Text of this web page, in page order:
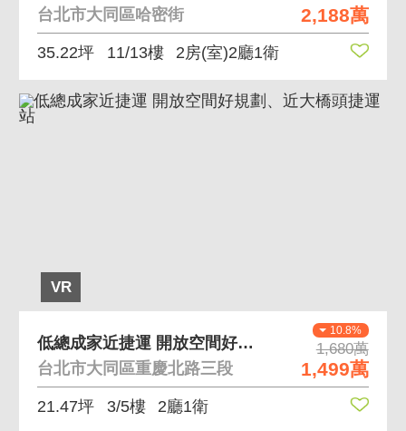
2,188萬
台北市大同區哈密街
35.22坪 11/13樓 2房(室)2廳1衛
VR
10.8%
1,680萬
1,499萬
低總成家近捷運 開放空間好規劃、近大橋頭捷運站
台北市大同區重慶北路三段
21.47坪 3/5樓 2廳1衛